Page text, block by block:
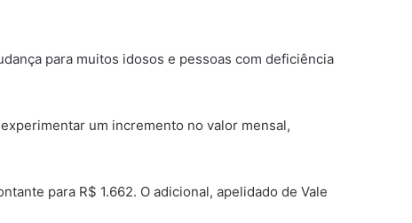
para muitos idosos e pessoas com deficiência
um incremento no valor mensal,
para R$ 1.662. O adicional, apelidado de Vale